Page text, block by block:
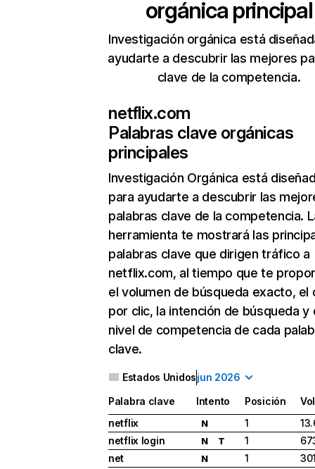
orgánica principal
Investigación orgánica está
ayudarte a descubrir las mejores
clave de la competencia.
netflix.com
Palabras clave orgánicas
principales
Investigación Orgánica está
para ayudarte a descubrir las
palabras clave de la competencia.
herramienta te mostrará las
palabras clave que dirigen tráfico a
netflix.com, al tiempo que te
el volumen de búsqueda exacto, el
por clic, la intención de búsqueda y
nivel de competencia de cada
clave.
Estados Unidosjun 2026
Palabra clave Intento Posición
netflix
N 1
netflix login
N T 1
net
N 1